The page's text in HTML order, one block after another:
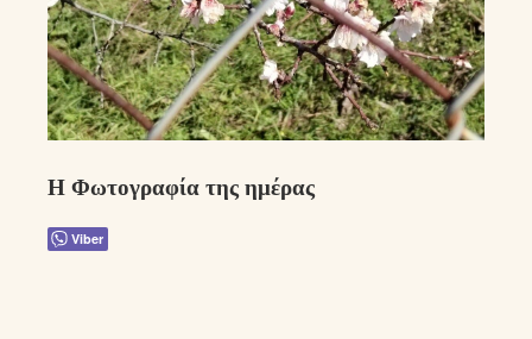
Η Φωτογραφία της ημέρας
Viber